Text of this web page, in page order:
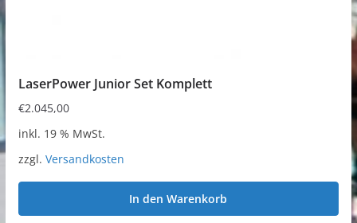
LaserPower Junior Set Komplett
€2.045,00
inkl. 19 % MwSt.
zzgl. Versandkosten
In den Warenkorb